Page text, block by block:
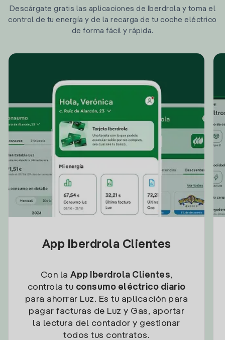
Descárgate gratis las aplicaciones de Iberdrola y toma el
control de tu energía y de la recarga de tu coche eléctrico
de forma fácil y rápida.
App Iberdrola Clientes
Con la App Iberdrola Clientes,
controla tu consumo eléctrico diario
para ahorrar Luz. Es tu aplicación para
pagar facturas de Luz y Gas, aportar
la lectura del contador y gestionar
todos tus contratos.